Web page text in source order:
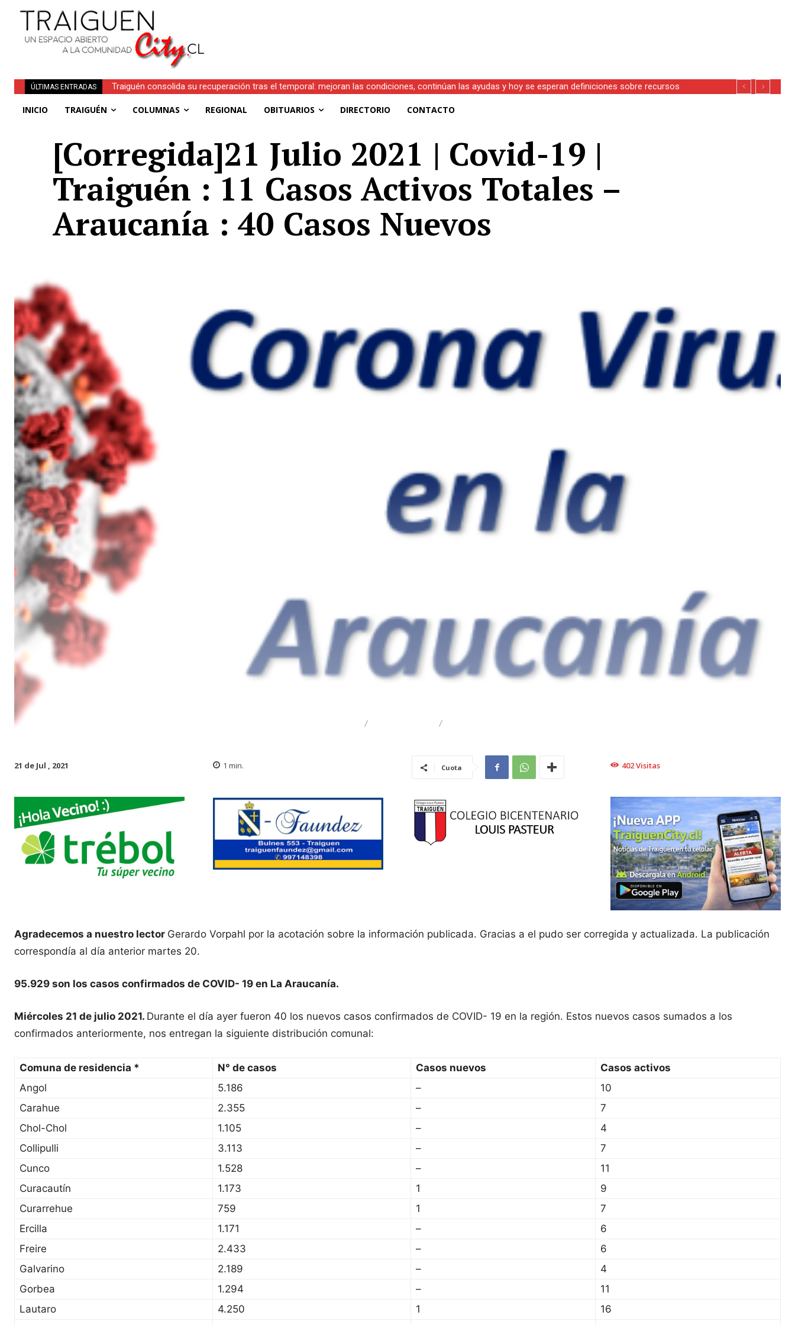
ÚLTIMAS ENTRADAS
Traiguén consolida su recuperación tras el temporal: mejoran las condiciones, continúan las ayudas y hoy se esperan definiciones sobre recursos
INICIO TRAIGUÉN COLUMNAS REGIONAL OBITUARIOS DIRECTORIO CONTACTO
[Corregida]21 Julio 2021 | Covid-19 |
Traiguén : 11 Casos Activos Totales –
Araucanía : 40 Casos Nuevos
21 de Jul , 2021 1 min. Cuota 402Visitas
Agradecemos a nuestro lector Gerardo Vorpahl por la acotación sobre la información publicada. Gracias a el pudo ser corregida y actualizada. La publicación
correspondía al día anterior martes 20.
95.929 son los casos confirmados de COVID- 19 en La Araucanía.
Miércoles 21 de julio 2021. Durante el día ayer fueron 40 los nuevos casos confirmados de COVID- 19 en la región. Estos nuevos casos sumados a los
confirmados anteriormente, nos entregan la siguiente distribución comunal:
Comuna de residencia * N° de casos Casos nuevos
Casos activos
Angol
5.186 –
10
Carahue
2.355 –
7
Chol-Chol
1.105 –
4
Collipulli
3.113 –
7
Cunco
1.528 –
11
Curacautín
1.173 1
9
Curarrehue
759 1
7
Ercilla
1.171 –
6
Freire
2.433 –
6
Galvarino
2.189 –
4
Gorbea
1.294 –
11
Lautaro
4.250 1
16